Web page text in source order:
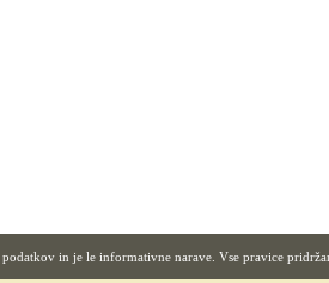
podatkov in je le informativne narave. Vse pravice